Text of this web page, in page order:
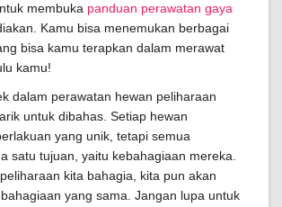
membuka panduan perawatan gaya
Kamu bisa menemukan berbagai
bisa kamu terapkan dalam merawat
kamu!
dalam perawatan hewan peliharaan
untuk dibahas. Setiap hewan
yang unik, tetapi semua
satu tujuan, yaitu kebahagiaan mereka.
kita bahagia, kita pun akan
yang sama. Jangan lupa untuk